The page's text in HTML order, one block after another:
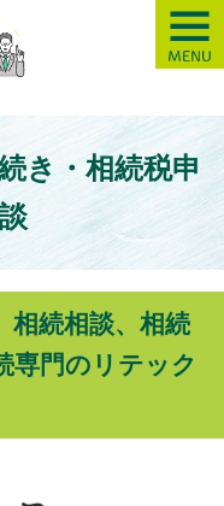
【岐阜】相続の
き・相続税申
相続相談、相続
専門のリテック